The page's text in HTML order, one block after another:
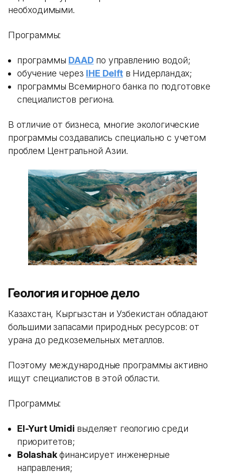
необходимыми.
Программы:
программы DAAD по управлению водой;
обучение через IHE Delftв Нидерландах;
программы Всемирного банка по подготовке
специалистов региона.
В отличие от бизнеса, многие экологические
программы создавались специально с учетом
проблем Центральной Азии.
Геология и горное дело
Казахстан, Кыргызстан и Узбекистан обладают
большими запасами природных ресурсов: от
урана до редкоземельных металлов.
Поэтому международные программы активно
ищут специалистов в этой области.
Программы:
El-Yurt Umidi выделяет геологию среди
приоритетов;
Bolashakфинансирует инженерные
направления;